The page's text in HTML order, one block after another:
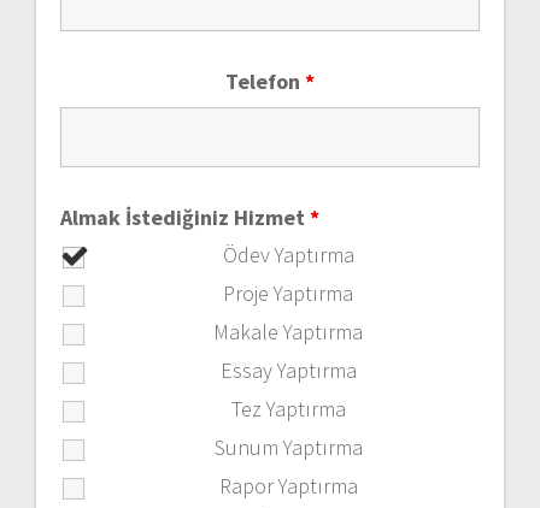
Telefon *
Almak İstediğiniz Hizmet *
Ödev Yaptırma
Proje Yaptırma
Makale Yaptırma
Essay Yaptırma
Tez Yaptırma
Sunum Yaptırma
Rapor Yaptırma